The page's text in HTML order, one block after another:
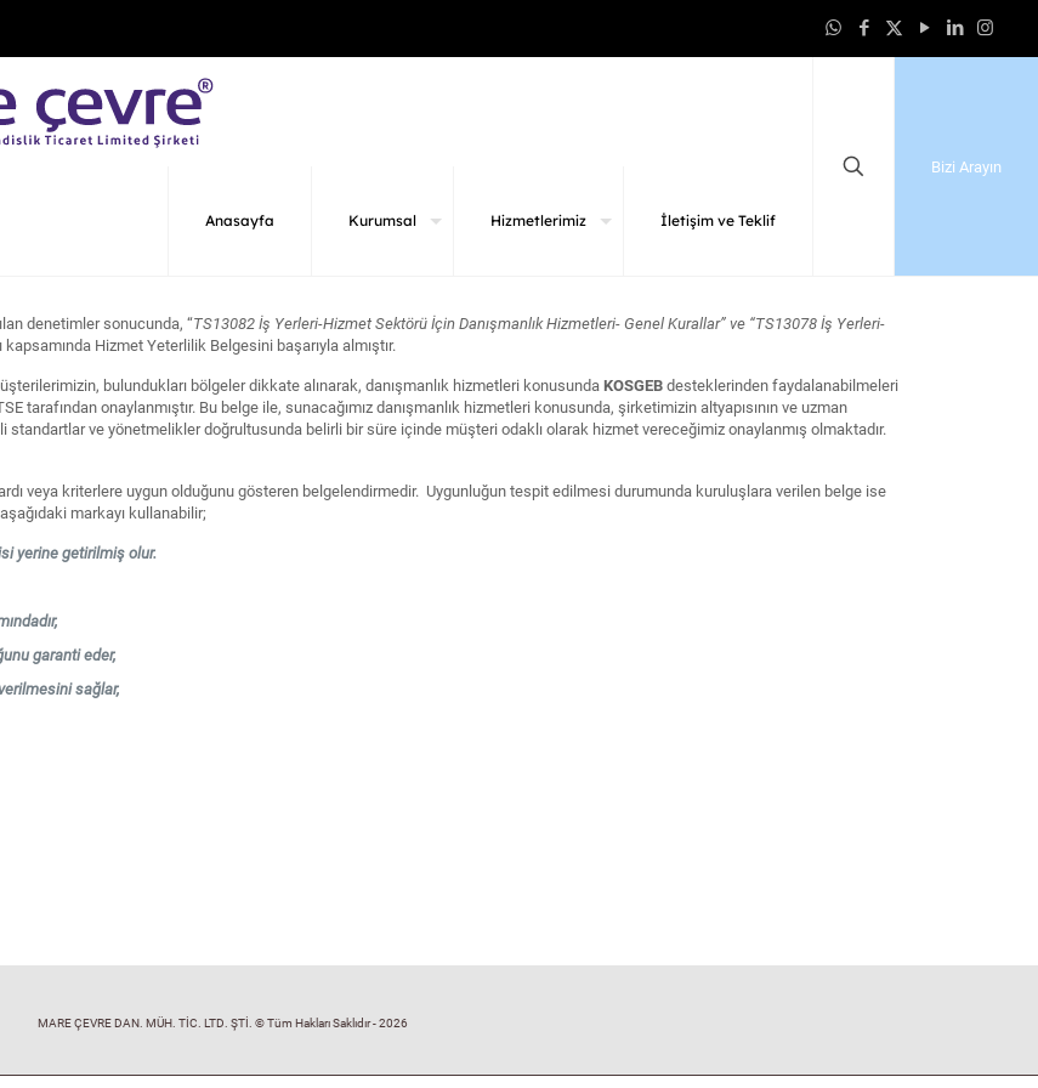
Anasayfa Kurumsal Hizmetlerimiz İletişim ve Teklif
Bizi Arayın
denetimler sonucunda, “TS13082 İş Yerleri-Hizmet Sektörü İçin Danışmanlık Hizmetleri- Genel Kurallar” ve “TS13078 İş Yerleri-
kapsamında Hizmet Yeterlilik Belgesini başarıyla almıştır.
bulundukları bölgeler dikkate alınarak, danışmanlık hizmetleri konusunda KOSGEBdesteklerinden faydalanabilmeleri
onaylanmıştır. Bu belge ile, sunacağımız danışmanlık hizmetleri konusunda, şirketimizin altyapısının ve uzman
standartlar ve yönetmelikler doğrultusunda belirli bir süre içinde müşteri odaklı olarak hizmet vereceğimiz onaylanmış olmaktadır.
veya kriterlere uygun olduğunu gösteren belgelendirmedir. Uygunluğun tespit edilmesi durumunda kuruluşlara verilen belge ise
markayı kullanabilir;
yerine getirilmiş olur.
garanti eder,
sağlar,
MARE ÇEVRE DAN. MÜH. TİC. LTD. ŞTİ. © Tüm Hakları Saklıdır - 2026